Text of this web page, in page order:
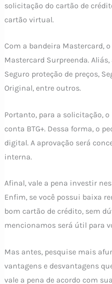
solicitação do cartão de
cartão virtual.
Com a bandeira Mastercard,
Mastercard Surpreenda.
Seguro proteção de preços,
Original, entre outros.
Portanto, para a solicitação,
conta BTG+. Dessa forma, o
digital. A aprovação será
interna.
Afinal, vale a pena investir
Enfim, se você possui baixa
bom cartão de crédito, sem
mencionamos será útil para
Mas antes, pesquise mais
vantagens e desvantagens
vale a pena de acordo com